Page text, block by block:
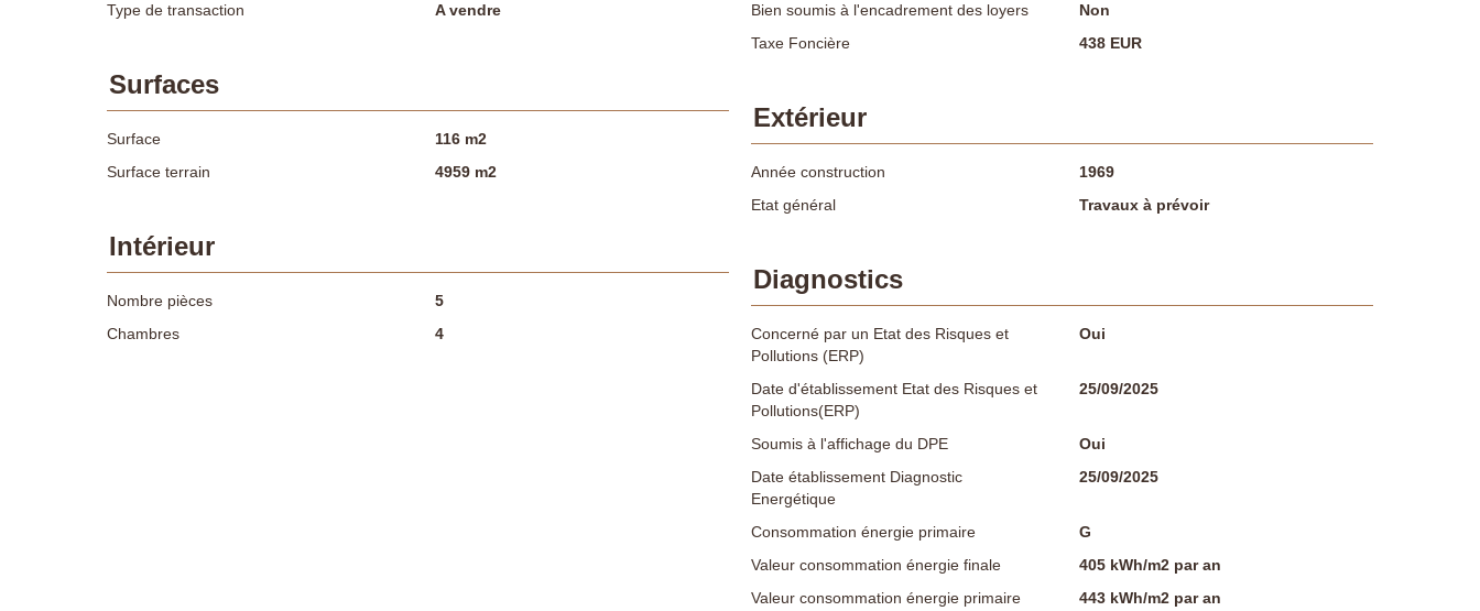
Type de transaction
A vendre
Bien soumis à l'encadrement des loyers
Non
Taxe Foncière
438 EUR
Surfaces
Surface
116 m2
Surface terrain
4959 m2
Extérieur
Année construction
1969
Etat général
Travaux à prévoir
Intérieur
Nombre pièces
5
Chambres
4
Diagnostics
Concerné par un Etat des Risques et
Pollutions (ERP)
Oui
Date d'établissement Etat des Risques et
Pollutions(ERP)
25/09/2025
Soumis à l'affichage du DPE
Oui
Date établissement Diagnostic
Energétique
25/09/2025
Consommation énergie primaire
G
Valeur consommation énergie finale
405 kWh/m2 par an
Valeur consommation énergie primaire
443 kWh/m2 par an